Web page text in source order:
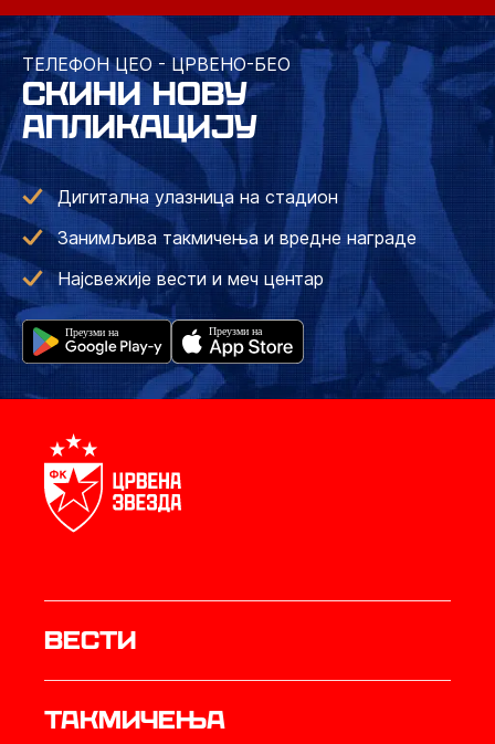
ТЕЛЕФОН ЦЕО - ЦРВЕНО-БЕО
СКИНИ НОВУ
АПЛИКАЦИЈУ
Дигитална улазница на стадион
Занимљива такмичења и вредне награде
Најсвежије вести и меч центар
Вести
Такмичења